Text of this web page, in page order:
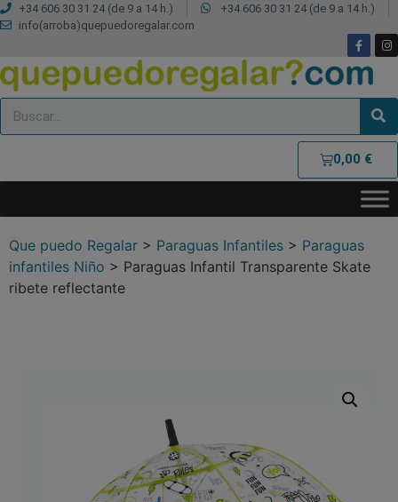
+34 606 30 31 24 (de 9 a 14 h.)
+34 606 30 31 24 (de 9 a 14 h.)
info(arroba)quepuedoregalar.com
0,00 €
Que puedo Regalar > Paraguas Infantiles > Paraguas
infantiles Niño > Paraguas Infantil Transparente Skate
ribete reflectante